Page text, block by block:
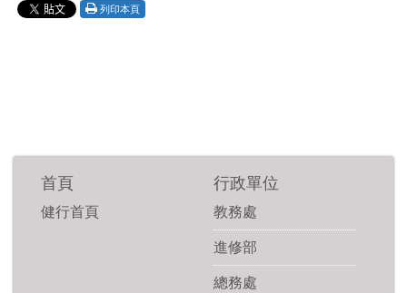
列印本頁
首頁
健行首頁
行政單位
教務處
進修部
總務處